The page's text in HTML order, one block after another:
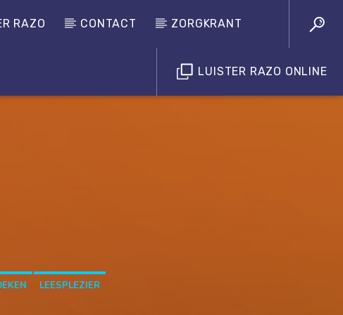
RAZO CONTACT ZORGKRANT
LUISTER RAZO ONLINE
LEESPLEZIER